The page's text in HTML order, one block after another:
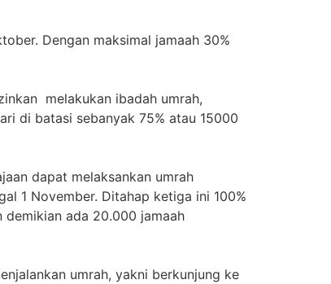
Dengan maksimal jamaah 30%
melakukan ibadah umrah,
di batasi sebanyak 75% atau 15000
dapat melaksankan umrah
1 November. Ditahap ketiga ini 100%
ada 20.000 jamaah
umrah, yakni berkunjung ke